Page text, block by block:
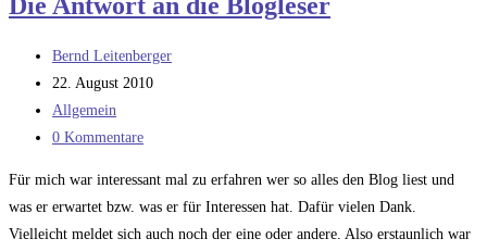
Die Antwort an die Blogleser
Beitrags-
Autor:
Bernd Leitenberger
Beitrag
veröffentlicht:
22. August 2010
Beitrags-
Kategorie:
Allgemein
Beitrags-
0 Kommentare
Für mich war interessant mal zu erfahren wer so alles den Blog liest und
was er erwartet bzw. was er für Interessen hat. Dafür vielen Dank.
Vielleicht meldet sich auch noch der eine oder andere. Also erstaunlich war